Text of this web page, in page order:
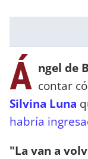
Á ngel de
contar
Silvina Luna
habría
"La van a